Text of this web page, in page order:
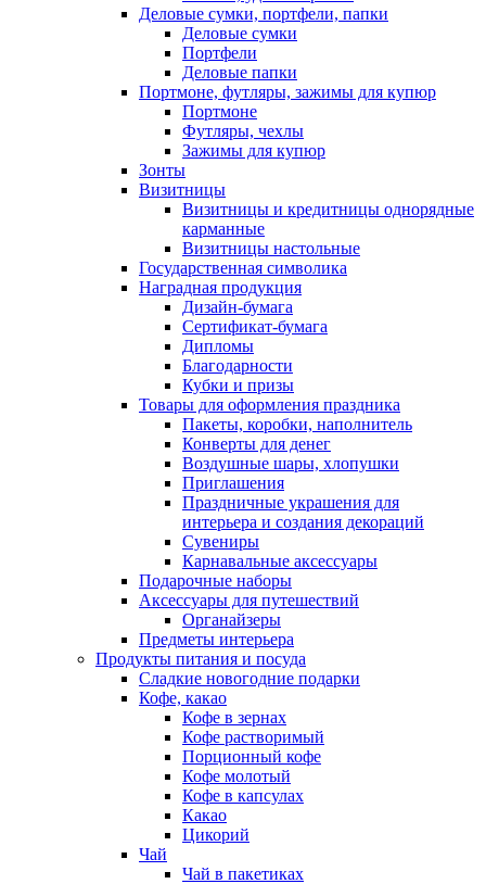
Деловые сумки, портфели, папки
Деловые сумки
Портфели
Деловые папки
Портмоне, футляры, зажимы для купюр
Портмоне
Футляры, чехлы
Зажимы для купюр
Зонты
Визитницы
Визитницы и кредитницы однорядные
карманные
Визитницы настольные
Государственная символика
Наградная продукция
Дизайн-бумага
Сертификат-бумага
Дипломы
Благодарности
Кубки и призы
Товары для оформления праздника
Пакеты, коробки, наполнитель
Конверты для денег
Воздушные шары, хлопушки
Приглашения
Праздничные украшения для
интерьера и создания декораций
Сувениры
Карнавальные аксессуары
Подарочные наборы
Аксессуары для путешествий
Органайзеры
Предметы интерьера
Продукты питания и посуда
Сладкие новогодние подарки
Кофе, какао
Кофе в зернах
Кофе растворимый
Порционный кофе
Кофе молотый
Кофе в капсулах
Какао
Цикорий
Чай
Чай в пакетиках